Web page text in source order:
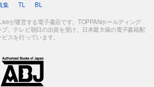
集
TL BL
が運営する電子書店です。TOPPANホールディング
、テレビ朝日の出資を受け、日本最大級の電子書籍配
スを行っています。